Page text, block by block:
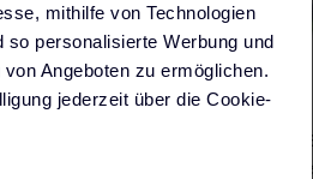
mithilfe von Technologien
personalisierte Werbung und
Angeboten zu ermöglichen.
jederzeit über die Cookie-